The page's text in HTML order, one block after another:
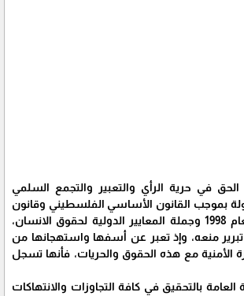
في حرية الرأي والتعبير والتجمع السلمي
بموجب القانون الأساسي الفلسطيني وقانون
الاجتماعات العامة لعام 1998 وجملة المعايير الدولية لحقوق الانسان،
تبرير منعه، وإذ تعبر عن أسفها واستهجانها من
الأمنية مع هذه الحقوق والحريات، فأنها تسجل
العامة بالتحقيق في كافة التجاوزات والانتهاكات